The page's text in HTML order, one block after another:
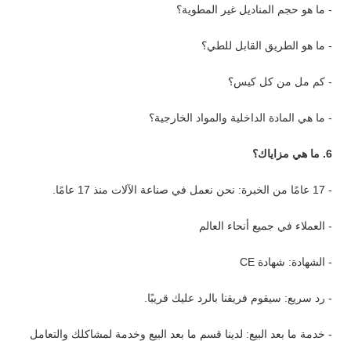
- ما هو حجم المناديل غير المطوية؟
- ما هو الطريق القابل للطي؟
- كم مل من كل كيس؟
- ما هي المادة الداخلية والمواد الخارجية؟
6. ما هي مزاياك؟
- 17 عامًا من الخبرة: نحن نعمل في صناعة الآلات منذ 17 عامًا.
- العملاء في جميع أنحاء العالم
- الشهادة: شهادة CE
- رد سريع: سيقوم فريقنا بالرد عليك قريبًا.
- خدمة ما بعد البيع: لدينا قسم ما بعد البيع وخدمة لمشاكلك والتعامل